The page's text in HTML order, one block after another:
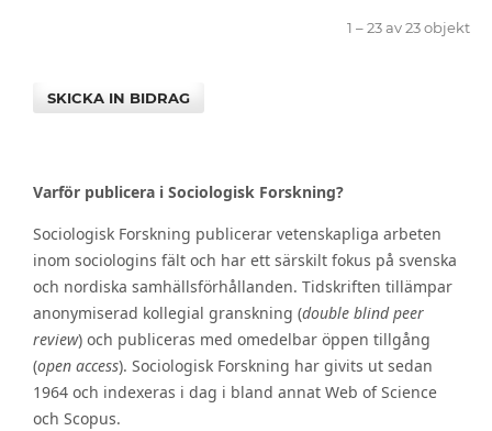
1 – 23 av 23 objekt
SKICKA IN BIDRAG
Varför publicera i Sociologisk Forskning?
Sociologisk Forskning publicerar vetenskapliga arbeten
inom sociologins fält och har ett särskilt fokus på svenska
och nordiska samhällsförhållanden. Tidskriften tillämpar
anonymiserad kollegial granskning (double blind peer
review) och publiceras med omedelbar öppen tillgång
(open access). Sociologisk Forskning har givits ut sedan
1964 och indexeras i dag i bland annat Web of Science
och Scopus.